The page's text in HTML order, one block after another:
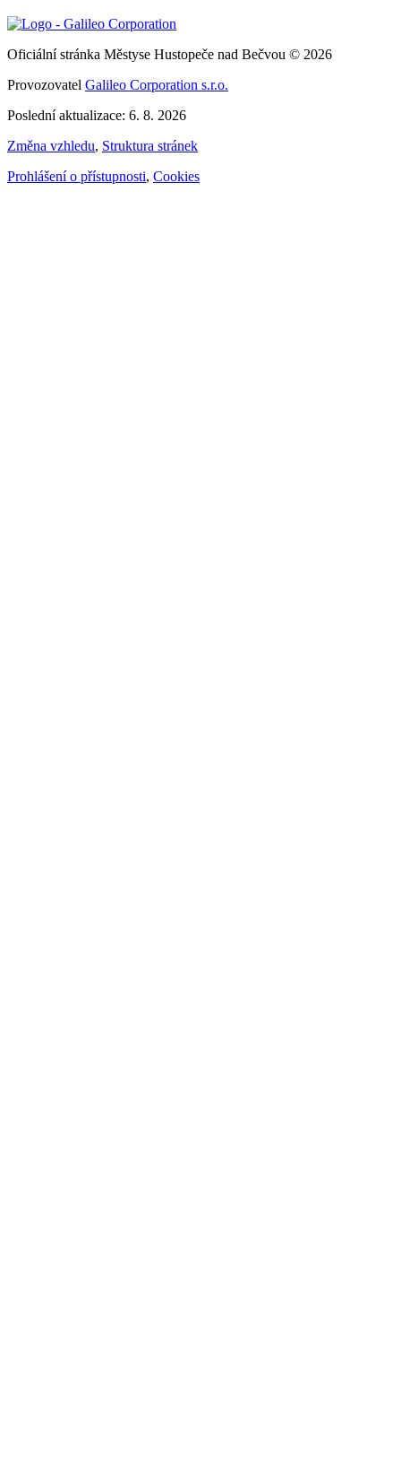
Oficiální stránka Městyse Hustopeče nad Bečvou © 2026
Provozovatel Galileo Corporation s.r.o.
Poslední aktualizace: 6. 8. 2026
Změna vzhledu, Struktura stránek
Prohlášení o přístupnosti, Cookies